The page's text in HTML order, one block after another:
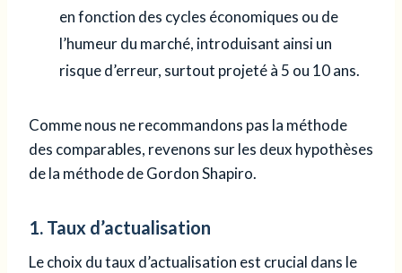
en fonction des cycles économiques ou de
l’humeur du marché, introduisant ainsi un
risque d’erreur, surtout projeté à 5 ou 10 ans.
Comme nous ne recommandons pas la méthode
des comparables, revenons sur les deux hypothèses
de la méthode de Gordon Shapiro.
1. Taux d’actualisation
Le choix du taux d’actualisation est crucial dans le